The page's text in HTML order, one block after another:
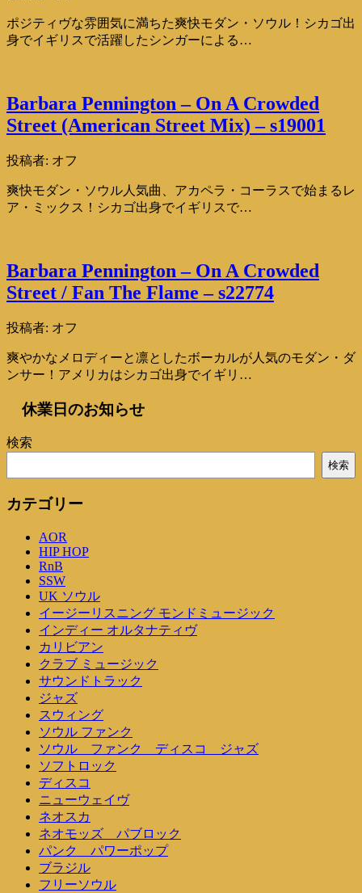
ポジティヴな雰囲気に満ちた爽快モダン・ソウル！シカゴ出
身でイギリスで活躍したシンガーによる…
Barbara Pennington – On A Crowded
Street (American Street Mix) – s19001
投稿者: オフ
爽快モダン・ソウル人気曲、アカペラ・コーラスで始まるレ
ア・ミックス！シカゴ出身でイギリスで…
Barbara Pennington – On A Crowded
Street / Fan The Flame – s22774
投稿者: オフ
爽やかなメロディーと凛としたボーカルが人気のモダン・ダ
ンサー！アメリカはシカゴ出身でイギリ…
休業日のお知らせ
検索
検索
カテゴリー
AOR
HIP HOP
RnB
SSW
UK ソウル
イージーリスニング モンドミュージック
インディー オルタナティヴ
カリビアン
クラブ ミュージック
サウンドトラック
ジャズ
スウィング
ソウル ファンク
ソウル ファンク ディスコ ジャズ
ソフトロック
ディスコ
ニューウェイヴ
ネオスカ
ネオモッズ パブロック
パンク パワーポップ
ブラジル
フリーソウル